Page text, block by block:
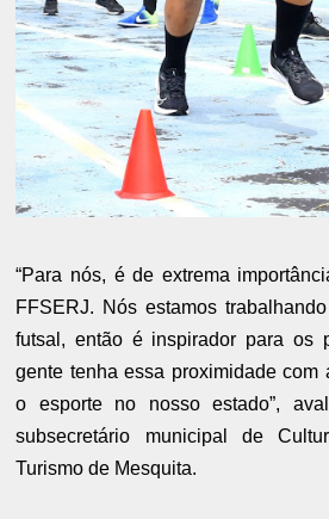
“Para nós, é de extrema
FFSERJ. Nós estamos
futsal, então é inspirador para os
gente tenha essa proximidade com
o esporte no nosso estado”,
subsecretário municipal de
Turismo de Mesquita.